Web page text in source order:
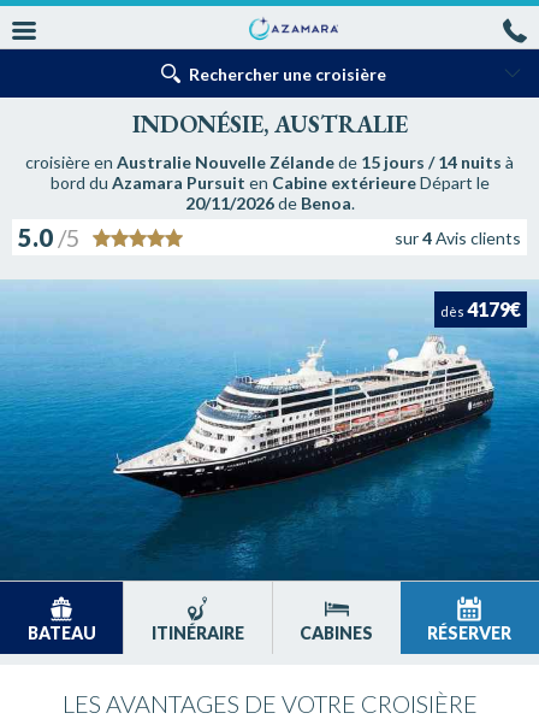
Rechercher une croisière
INDONÉSIE, AUSTRALIE
croisière en Australie Nouvelle Zélandede 15 jours / 14 nuits à
bord du Azamara Pursuit en Cabine extérieureDépart le
20/11/2026de Benoa.
5.0 /5 sur4Avis clients
dès 4179€
BATEAU ITINÉRAIRE CABINES RÉSERVER
LES AVANTAGES DE VOTRE CROISIÈRE